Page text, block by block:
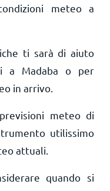
meteo a
ti sarà di aiuto
a Madaba o per
in arrivo.
meteo di
utilissimo
attuali.
quando si